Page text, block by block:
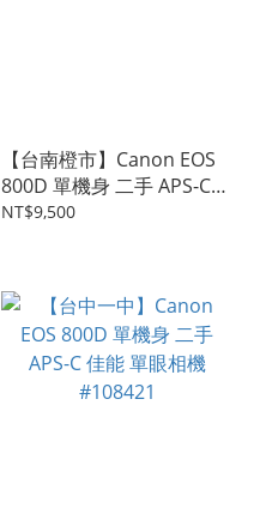
【台南橙市】Canon EOS
800D 單機身 二手 APS-C
單眼相機 #103709
NT$9,500